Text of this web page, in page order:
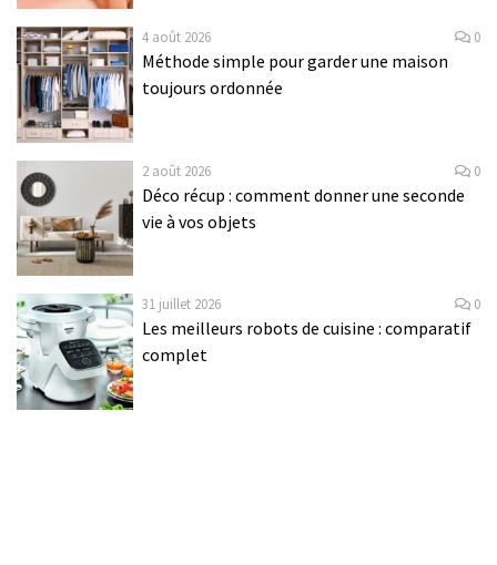
4 août 2026 0
Méthode simple pour garder une maison
toujours ordonnée
2 août 2026 0
Déco récup : comment donner une seconde
vie à vos objets
31 juillet 2026 0
Les meilleurs robots de cuisine : comparatif
complet